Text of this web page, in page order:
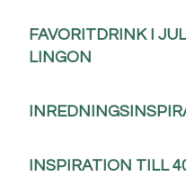
FAVORITDRINK I
LINGON
INSPIRATION TILL